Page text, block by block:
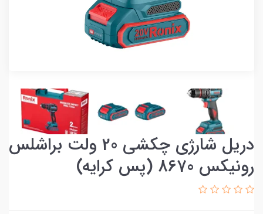
دریل شارژی چکشی 20 ولت براشلس
رونیکس 8670 (پس کرایه)